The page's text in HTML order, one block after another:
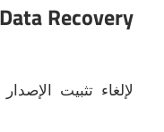
لإلغاء تثبيت الإصدار